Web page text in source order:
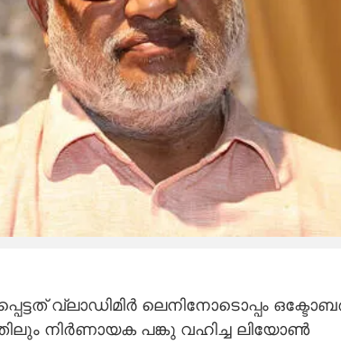
വ്ലാഡിമിർ ലെനിനോടൊപ്പം
നിർണായക പങ്കു വഹിച്ച ലിയോൺ